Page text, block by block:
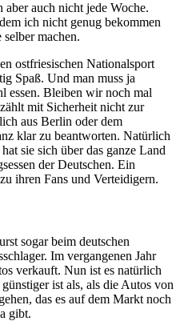
aber auch nicht jede Woche.
ich nicht genug bekommen
machen.
ostfriesischen Nationalsport
Spaß. Und man muss ja
essen. Bleiben wir noch mal
mit Sicherheit nicht zur
aus Berlin oder dem
klar zu beantworten. Natürlich
sie sich über das ganze Land
der Deutschen. Ein
ihren Fans und Verteidigern.
sogar beim deutschen
Im vergangenen Jahr
verkauft. Nun ist es natürlich
ist als, als die Autos von
das es auf dem Markt noch
gibt.